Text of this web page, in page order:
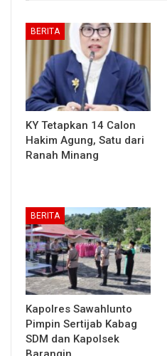
BERITA
KY Tetapkan 14 Calon
Hakim Agung, Satu dari
Ranah Minang
BERITA
Kapolres Sawahlunto
Pimpin Sertijab Kabag
SDM dan Kapolsek